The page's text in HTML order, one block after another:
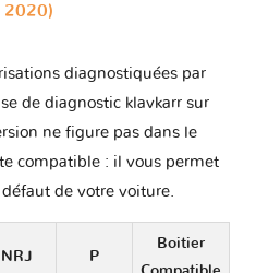
2020)
diagnostiquées par
de diagnostic klavkarr sur
ne figure pas dans le
compatible : il vous permet
de votre voiture.
NRJ P
Boitier